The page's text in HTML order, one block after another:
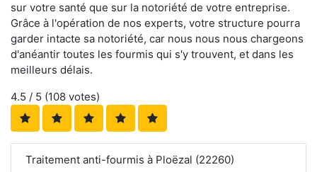
sur votre santé que sur la notoriété de votre entreprise.
Grâce à l'opération de nos experts, votre structure pourra
garder intacte sa notoriété, car nous nous nous chargeons
d'anéantir toutes les fourmis qui s'y trouvent, et dans les
meilleurs délais.
4.5 / 5 (108 votes)
Traitement anti-fourmis à Ploëzal (22260)